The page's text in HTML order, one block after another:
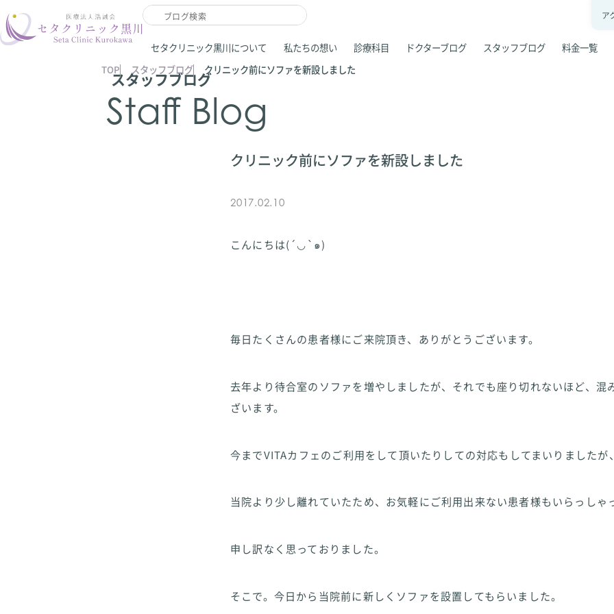
ア
セタクリニック黒川について 私たちの想い 診療科目 ドクターブログ スタッフブログ 料金一覧
スタッフブログ
Staff Blog
TOP スタッフブログ クリニック前にソファを新設しました
クリニック前にソファを新設しました
2017.02.10
こんにちは(´◡`๑)
毎日たくさんの患者様にご来院頂き、ありがとうございます。
去年より待合室のソファを増やしましたが、それでも座り切れないほど、混
ざいます。
今までVITAカフェのご利用をして頂いたりしての対応もしてまいりましたが、
当院より少し離れていたため、お気軽にご利用出来ない患者様もいらっしゃっ
申し訳なく思っておりました。
そこで。今日から当院前に新しくソファを設置してもらいました。